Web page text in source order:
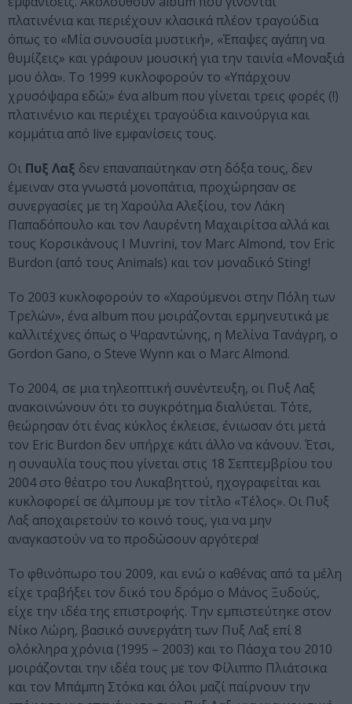
πλατινένια και περιέχουν κλασικά πλέον τραγούδια
όπως το «Μία συνουσία μυστική», «Έπαψες αγάπη να
θυμίζεις» και γράφουν μουσική για την ταινία «Μοναξιά
μου όλα». Το 1999 κυκλοφορούν το «Υπάρχουν
χρυσόψαρα εδώ;» ένα album που γίνεται τρεις φορές (!)
πλατινένιο και περιέχει τραγούδια καινούργια και
κομμάτια από live εμφανίσεις τους.
Οι Πυξ Λαξ δεν επαναπαύτηκαν στη δόξα τους, δεν
έμειναν στα γνωστά μονοπάτια, προχώρησαν σε
συνεργασίες με τη Χαρούλα Αλεξίου, τον Λάκη
Παπαδόπουλο και τον Λαυρέντη Μαχαιρίτσα αλλά και
τους Κορσικάνους I Muvrini, τον Marc Almond, τον Eric
Burdon (από τους Animals) και τον μοναδικό Sting!
Το 2003 κυκλοφορούν το «Χαρούμενοι στην Πόλη των
Τρελών», ένα album που μοιράζονται ερμηνευτικά με
καλλιτέχνες όπως ο Ψαραντώνης, η Μελίνα Τανάγρη, ο
Gordon Gano, ο Steve Wynn και ο Marc Almond.
Το 2004, σε μια τηλεοπτική συνέντευξη, οι Πυξ Λαξ
ανακοινώνουν ότι το συγκρότημα διαλύεται. Τότε,
θεώρησαν ότι ένας κύκλος έκλεισε, ένιωσαν ότι μετά
τον Eric Burdon δεν υπήρχε κάτι άλλο να κάνουν. Έτσι,
η συναυλία τους που γίνεται στις 18 Σεπτεμβρίου του
2004 στο θέατρο του Λυκαβηττού, ηχογραφείται και
κυκλοφορεί σε άλμπουμ με τον τίτλο «Τέλος». Οι Πυξ
Λαξ αποχαιρετούν το κοινό τους, για να μην
αναγκαστούν να το προδώσουν αργότερα!
Το φθινόπωρο του 2009, και ενώ ο καθένας από τα μέλη
είχε τραβήξει τον δικό του δρόμο ο Μάνος Ξυδούς,
είχε την ιδέα της επιστροφής. Την εμπιστεύτηκε στον
Νίκο Λώρη, βασικό συνεργάτη των Πυξ Λαξ επί 8
ολόκληρα χρόνια (1995 – 2003) και το Πάσχα του 2010
μοιράζονται την ιδέα τους με τον Φίλιππο Πλιάτσικα
και τον Μπάμπη Στόκα και όλοι μαζί παίρνουν την